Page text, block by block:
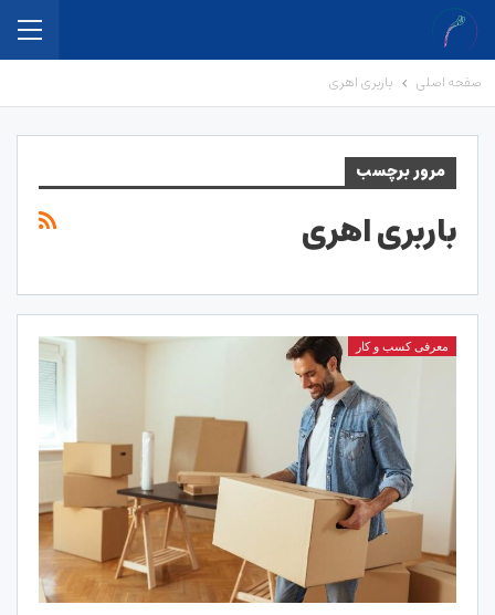
صفحه اصلی باربری اهری
مرور برچسب
باربری اهری
معرفی کسب و کار